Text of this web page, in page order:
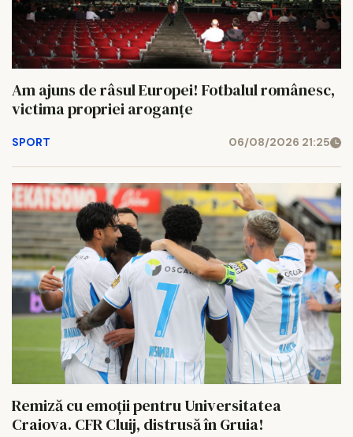
Am ajuns de râsul Europei! Fotbalul românesc,
victima propriei aroganțe
SPORT 06/08/2026 21:25
Remiză cu emoții pentru Universitatea
Craiova. CFR Cluij, distrusă în Gruia!